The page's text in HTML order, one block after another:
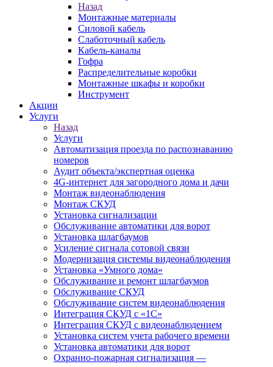
Назад
Монтажные материалы
Силовой кабель
Слаботочный кабель
Кабель-каналы
Гофра
Распределительные коробки
Монтажные шкафы и коробки
Инструмент
Акции
Услуги
Назад
Услуги
Автоматизация проезда по распознаванию
номеров
Аудит объекта/экспертная оценка
4G-интернет для загородного дома и дачи
Монтаж видеонаблюдения
Монтаж СКУД
Установка сигнализации
Обслуживание автоматики для ворот
Установка шлагбаумов
Усиление сигнала сотовой связи
Модернизация системы видеонаблюдения
Установка «Умного дома»
Обслуживание и ремонт шлагбаумов
Обслуживание СКУД
Обслуживание систем видеонаблюдения
Интеграция СКУД с «1С»
Интеграция СКУД с видеонаблюдением
Установка систем учета рабочего времени
Установка автоматики для ворот
Охранно-пожарная сигнализация —